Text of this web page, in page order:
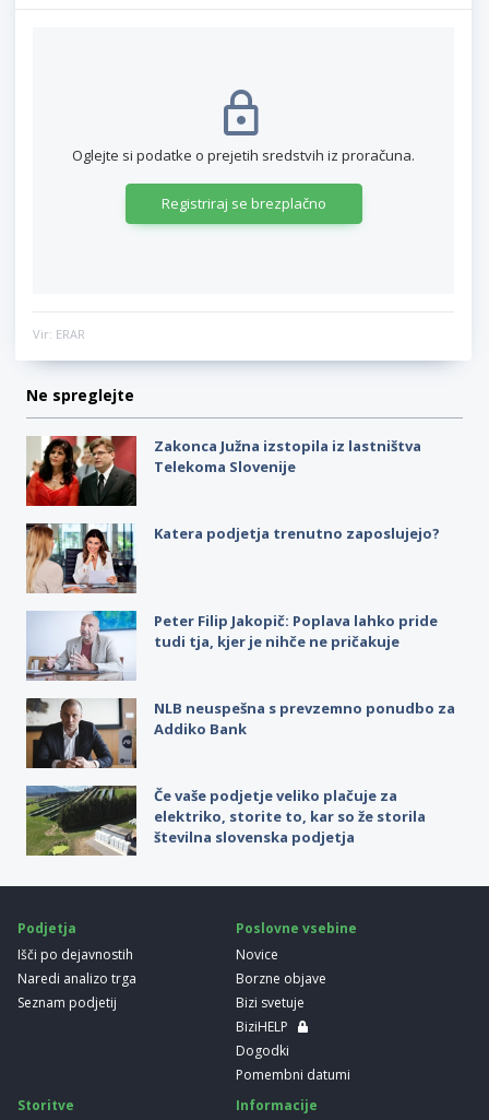
Oglejte si podatke o prejetih sredstvih iz proračuna.
Registriraj se brezplačno
Vir: ERAR
Ne spreglejte
Zakonca Južna izstopila iz lastništva
Telekoma Slovenije
Katera podjetja trenutno zaposlujejo?
Peter Filip Jakopič: Poplava lahko pride
tudi tja, kjer je nihče ne pričakuje
NLB neuspešna s prevzemno ponudbo za
Addiko Bank
Če vaše podjetje veliko plačuje za
elektriko, storite to, kar so že storila
številna slovenska podjetja
Podjetja
Išči po dejavnostih
Naredi analizo trga
Seznam podjetij
Poslovne vsebine
Novice
Borzne objave
Bizi svetuje
BiziHELP
Dogodki
Pomembni datumi
Storitve
Informacije